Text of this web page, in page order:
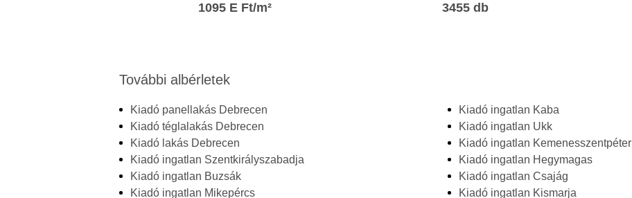
1095 E Ft/m² 3455 db
További albérletek
Kiadó panellakás Debrecen
Kiadó téglalakás Debrecen
Kiadó lakás Debrecen
Kiadó ingatlan Szentkirályszabadja
Kiadó ingatlan Buzsák
Kiadó ingatlan Mikepércs
Kiadó ingatlan Kaba
Kiadó ingatlan Ukk
Kiadó ingatlan Kemenesszentpéter
Kiadó ingatlan Hegymagas
Kiadó ingatlan Csajág
Kiadó ingatlan Kismarja